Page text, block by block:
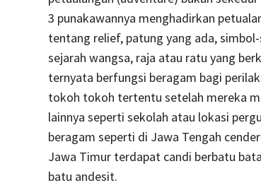
3 punakawannya menghadirkan
tentang relief, patung yang ada,
sejarah wangsa, raja atau ratu yang
ternyata berfungsi beragam bagi
tokoh tokoh tertentu setelah mereka
lainnya seperti sekolah atau lokasi
beragam seperti di Jawa Tengah
Jawa Timur terdapat candi berbatu
batu andesit.